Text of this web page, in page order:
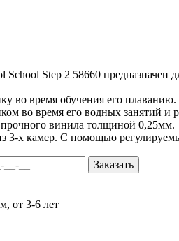
Step 2 58660 предназначен
время обучения его плаванию.
во время его водных занятий и
винила толщиной 0,25мм.
3-х камер. С помощью
Заказать
от 3-6 лет